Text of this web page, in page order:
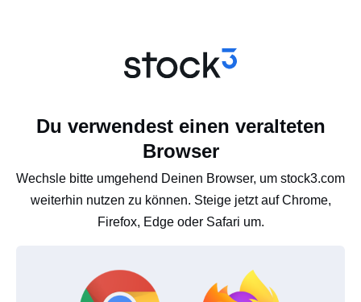
Du verwendest einen veralteten
Browser
Wechsle bitte umgehend Deinen Browser, um stock3.com
weiterhin nutzen zu können. Steige jetzt auf Chrome,
Firefox, Edge oder Safari um.